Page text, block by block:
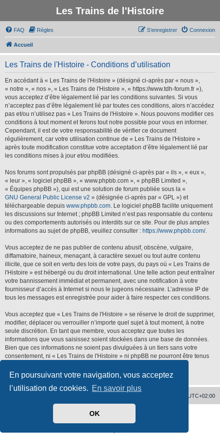
En poursuivant votre navigation, vous acceptez
l’utilisation de cookies. En savoir plus
OK
Les Trains de l'Histoire
FAQ Règles Connexion
S’enregistrer
Accueil
Les Trains de l'Histoire - Conditions d’utilisation
En accédant à « Les Trains de l'Histoire » (désigné ci-après par « nous »,
« notre », « nos », « Les Trains de l'Histoire », « https://www.tdh-forum.fr »),
vous acceptez d’être légalement lié par les conditions suivantes. Si vous
n’acceptez pas d’être légalement lié par toutes ces conditions, alors n’accédez
pas et/ou n’utilisez pas « Les Trains de l'Histoire ». Nous pouvons modifier ces
conditions à tout moment et ferons tout notre possible pour vous en informer.
Cependant, il est de votre responsabilité de vérifier ce document
régulièrement, car votre utilisation continue de « Les Trains de l'Histoire »
après toute modification constitue votre acceptation d’être légalement lié par
les conditions mises à jour et/ou modifiées.
Nos forums sont propulsés par phpBB (désigné ci-après par « ils », « eux »,
« leur », « logiciel phpBB », « www.phpbb.com », « phpBB Limited »,
« Équipes phpBB »), qui est une solution de forum publiée sous la «
GNU General Public License v2 » (désignée ci-après par « GPL ») et
téléchargeable depuis www.phpbb.com. Le logiciel phpBB facilite uniquement
les discussions sur Internet ; phpBB Limited n’est pas responsable du contenu
ou des comportements autorisés ou interdits sur ce site. Pour de plus amples
informations au sujet de phpBB, veuillez consulter : https://www.phpbb.com/.
Vous acceptez de ne pas publier de contenu abusif, obscène, vulgaire,
diffamatoire, haineux, menaçant, à caractère sexuel ou tout autre contenu
illicite, que ce soit en vertu des lois de votre pays, du pays où « Les Trains de
l'Histoire » est hébergé ou du droit international. Une telle action peut entraîner
votre bannissement immédiat et permanent, avec une notification à votre
fournisseur d’accès à Internet si nous le jugeons nécessaire. L’adresse IP de
tous les messages est enregistrée pour aider à faire respecter ces conditions.
Vous acceptez que « Les Trains de l'Histoire » se réserve le droit de supprimer,
modifier, déplacer ou verrouiller n’importe quel sujet à tout moment, à notre
seule discrétion. En tant que membre, vous acceptez que toutes les
informations que vous saisissez soient stockées dans une base de données.
Bien que ces informations ne soient pas divulguées à un tiers sans votre
consentement, ni « Les Trains de l'Histoire » ni phpBB ne pourront être tenus
compromission des données.
UTC+02:00
phpBB ® Forum Software © phpBB Limited
phpBB-fr.com